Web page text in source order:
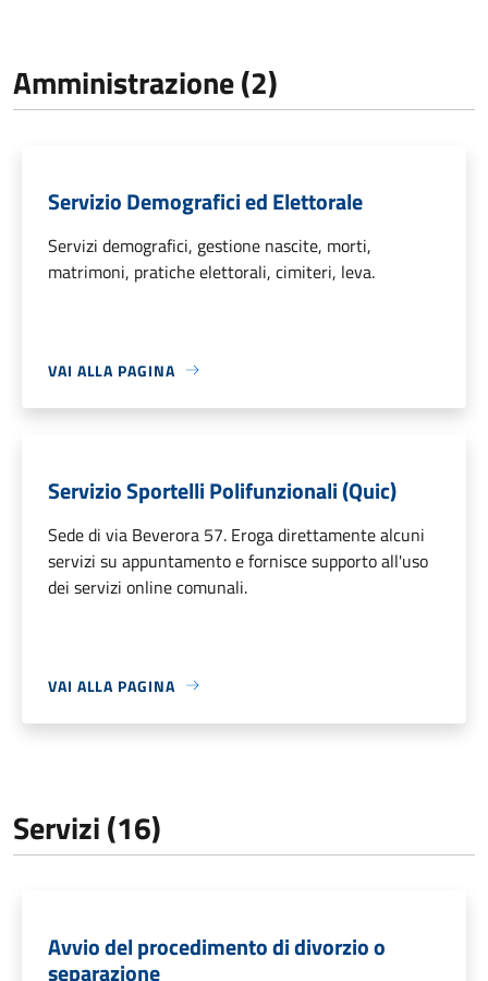
Amministrazione (2)
Servizio Demografici ed Elettorale
Servizi demografici, gestione nascite, morti,
matrimoni, pratiche elettorali, cimiteri, leva.
VAI ALLA PAGINA
Servizio Sportelli Polifunzionali (Quic)
Sede di via Beverora 57. Eroga direttamente alcuni
servizi su appuntamento e fornisce supporto all'uso
dei servizi online comunali.
VAI ALLA PAGINA
Servizi (16)
Avvio del procedimento di divorzio o
separazione